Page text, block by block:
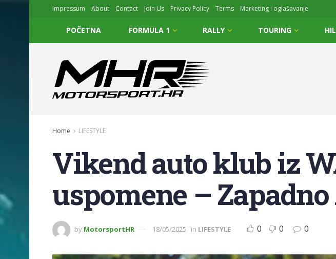
Impressum About Contact Join Us Privacy Policy Terms Marketing i oglašavanje
POČETNA FORMULA 1 RALLY TOURING
Home LIFESTYLE
Vikend auto klub iz
uspomene –
by MotorsportHR 18/05/2025 in LIFESTYLE 0 0 0